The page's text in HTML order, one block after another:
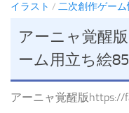
イラスト / 二次創作ゲーム
アーニャ覚醒
ーム用立ち絵85
アーニャ覚醒版https://